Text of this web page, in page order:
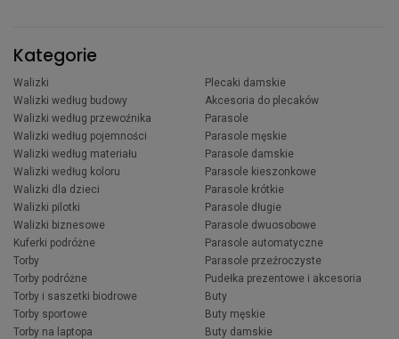
Kategorie
Walizki
Walizki według budowy
Walizki według przewoźnika
Walizki według pojemności
Walizki według materiału
Walizki według koloru
Walizki dla dzieci
Walizki pilotki
Walizki biznesowe
Kuferki podróżne
Torby
Torby podróżne
Torby i saszetki biodrowe
Torby sportowe
Torby na laptopa
Plecaki damskie
Akcesoria do plecaków
Parasole
Parasole męskie
Parasole damskie
Parasole kieszonkowe
Parasole krótkie
Parasole długie
Parasole dwuosobowe
Parasole automatyczne
Parasole przeźroczyste
Pudełka prezentowe i akcesoria
Buty
Buty męskie
Buty damskie